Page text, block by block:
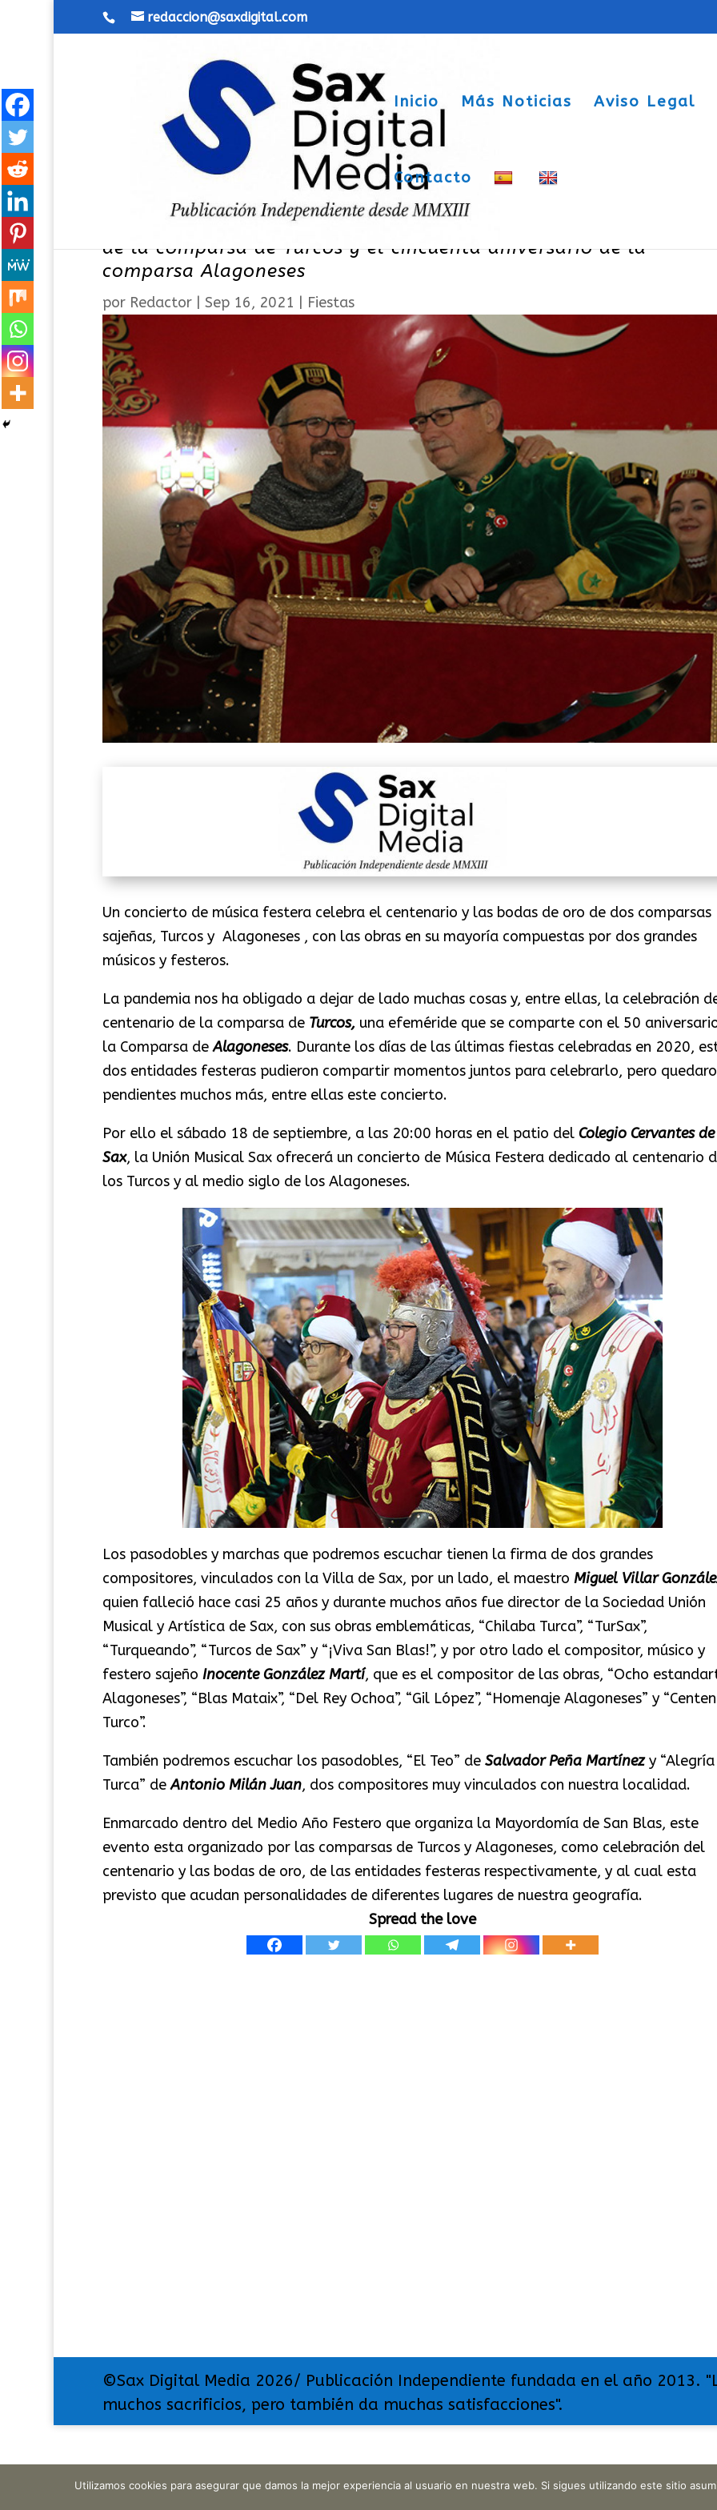
redaccion@saxdigital.com
Inicio Más Noticias Aviso Legal
Contacto
Concierto de música festera en Sax para conmemorar el
de la comparsa de Turcos y el cincuenta aniversario de la
comparsa Alagoneses
por Redactor| Sep 16, 2021 Fiestas
Un concierto de música festera celebra el centenario y las bodas de oro de dos comparsas
sajeñas, Turcos y Alagoneses , con las obras en su mayoría compuestas por dos grandes
músicos y festeros.
La pandemia nos ha obligado a dejar de lado muchas cosas y, entre ellas, la celebración
centenario de la comparsa de Turcos,una efeméride que se comparte con el 50
la Comparsa deAlagoneses. Durante los días de las últimas fiestas celebradas en 2020,
dos entidades festeras pudieron compartir momentos juntos para celebrarlo, pero
pendientes muchos más, entre ellas este concierto.
Por ello el sábado 18 de septiembre, a las 20:00 horas en el patio del Colegio Cervantes de
Sax, la Unión Musical Sax ofrecerá un concierto de Música Festera dedicado al centenario
los Turcos y al medio siglo de los Alagoneses.
Los pasodobles y marchas que podremos escuchar tienen la firma de dos grandes
compositores, vinculados con la Villa de Sax, por un lado, el maestro Miguel Villar
quien falleció hace casi 25 años y durante muchos años fue director de la Sociedad Unión
Musical y Artística de Sax, con sus obras emblemáticas, “Chilaba Turca”, “TurSax”,
“Turqueando”, “Turcos de Sax” y “¡Viva San Blas!”, y por otro lado el compositor, músico y
festero sajeño Inocente González Martí, que es el compositor de las obras, “Ocho
Alagoneses”, “Blas Mataix”, “Del Rey Ochoa”, “Gil López”, “Homenaje Alagoneses” y
Turco”.
También podremos escuchar los pasodobles, “El Teo” de Salvador Peña Martínezy “Alegría
Turca” deAntonio Milán Juan, dos compositores muy vinculados con nuestra localidad.
Enmarcado dentro del Medio Año Festero que organiza la Mayordomía de San Blas, este
evento esta organizado por las comparsas de Turcos y Alagoneses, como celebración del
centenario y las bodas de oro, de las entidades festeras respectivamente, y al cual esta
previsto que acudan personalidades de diferentes lugares de nuestra geografía.
Spread the love
©Sax Digital Media 2026/ Publicación Independiente fundada en el año 2013.
muchos sacrificios, pero también da muchas satisfacciones".
Utilizamos cookies para asegurar que damos la mejor experiencia al usuario en nuestra web. Si sigues utilizando este sitio